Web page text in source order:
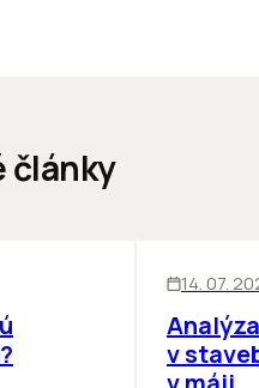
články
14. 07.
v